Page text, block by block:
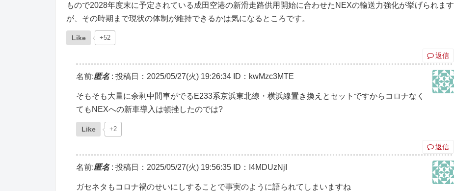
もので2028年度末に予定されている成田空港の新滑走路供用開始に合わせたNEXの輸送力強化が挙げられます
が、その時期まで現状の体制が維持できるかは気になるところです。
Like +52
返信
名前:匿名: 投稿日：2025/05/27(火) 19:26:34 ID：kwMzc3MTE
そもそも大量に余剰中間車がでるE233系京浜東北線・横浜線置き換えとセットですからコロナなく
てもNEXへの新車導入は頓挫したのでは?
Like +2
返信
名前:匿名: 投稿日：2025/05/27(火) 19:56:35 ID：I4MDUzNjI
ガセネタもコロナ禍のせいにしすることで事実のように語られてしまいますね